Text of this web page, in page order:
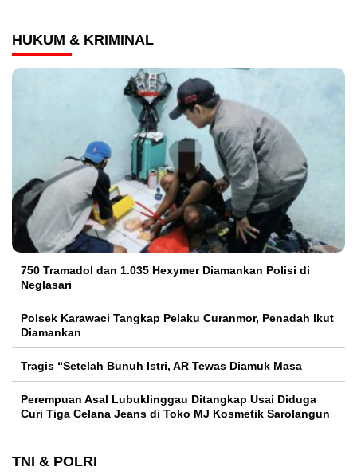
HUKUM & KRIMINAL
750 Tramadol dan 1.035 Hexymer Diamankan Polisi di
Neglasari
Polsek Karawaci Tangkap Pelaku Curanmor, Penadah Ikut
Diamankan
Tragis “Setelah Bunuh Istri, AR Tewas Diamuk Masa
Perempuan Asal Lubuklinggau Ditangkap Usai Diduga
Curi Tiga Celana Jeans di Toko MJ Kosmetik Sarolangun
TNI & POLRI